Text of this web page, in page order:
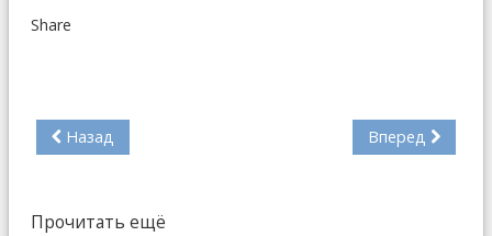
Share
Назад Вперед
Прочитать ещё